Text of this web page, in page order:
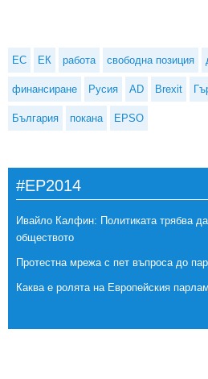
ЕС ЕК работа свободна позиция
финансиране Русия AD Brexit
България покана EPSO
#EP2014
Ивайло Калфин: Политиката трябва
обществото
Протестна мрежа с пет въпроса до
Каква е ролята на Европейския